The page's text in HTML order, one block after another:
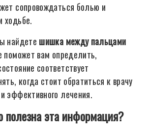
сопровождаться болью и
ходьбе.
найдете шишка между пальцами
поможет вам определить,
соответствует
когда стоит обратиться к врачу
эффективного лечения.
полезна эта информация?